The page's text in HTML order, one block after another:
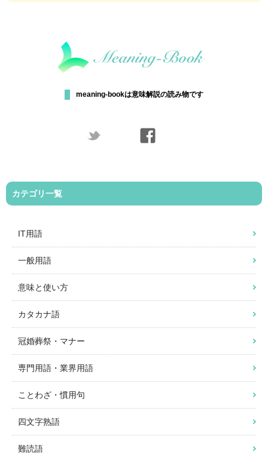
meaning-bookは意味解説の読み物です
カテゴリ一覧
IT用語
一般用語
意味と使い方
カタカナ語
冠婚葬祭・マナー
専門用語・業界用語
ことわざ・慣用句
四文字熟語
難読語